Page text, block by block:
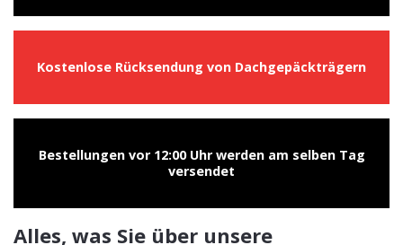
Kostenlose Rücksendung von Dachgepäckträgern
Bestellungen vor 12:00 Uhr werden am selben Tag
versendet
Alles, was Sie über unsere